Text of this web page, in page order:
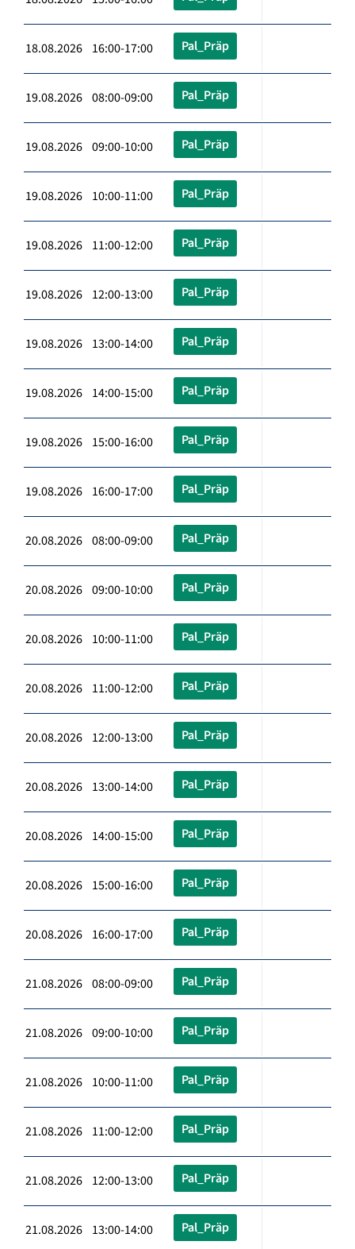
18.08.2026 16:00-17:00 Pal_Präp
19.08.2026 08:00-09:00 Pal_Präp
19.08.2026 09:00-10:00 Pal_Präp
19.08.2026 10:00-11:00 Pal_Präp
19.08.2026 11:00-12:00 Pal_Präp
19.08.2026 12:00-13:00 Pal_Präp
19.08.2026 13:00-14:00 Pal_Präp
19.08.2026 14:00-15:00 Pal_Präp
19.08.2026 15:00-16:00 Pal_Präp
19.08.2026 16:00-17:00 Pal_Präp
20.08.2026 08:00-09:00 Pal_Präp
20.08.2026 09:00-10:00 Pal_Präp
20.08.2026 10:00-11:00 Pal_Präp
20.08.2026 11:00-12:00 Pal_Präp
20.08.2026 12:00-13:00 Pal_Präp
20.08.2026 13:00-14:00 Pal_Präp
20.08.2026 14:00-15:00 Pal_Präp
20.08.2026 15:00-16:00 Pal_Präp
20.08.2026 16:00-17:00 Pal_Präp
21.08.2026 08:00-09:00 Pal_Präp
21.08.2026 09:00-10:00 Pal_Präp
21.08.2026 10:00-11:00 Pal_Präp
21.08.2026 11:00-12:00 Pal_Präp
21.08.2026 12:00-13:00 Pal_Präp
21.08.2026 13:00-14:00 Pal_Präp